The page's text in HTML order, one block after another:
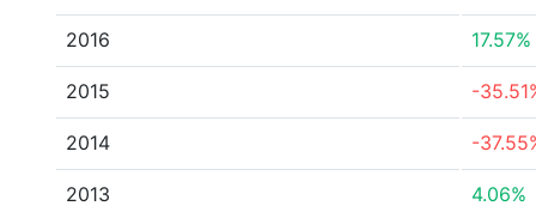
2016 17.57%
2015 -
2014 -
2013 4.06%